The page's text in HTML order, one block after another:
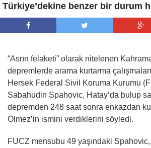
Türkiye’dekine benzer bir durum
“Asrın felaketi” olarak nitelenen
depremlerde arama kurtarma
Hersek Federal Sivil Koruma Kurumu
Sabahudin Spahovic, Hatay’da bulup
depremden 248 saat sonra enkazdan
Ölmez’in ismini verdiklerini söyledi.
FUCZ mensubu 49 yaşındaki